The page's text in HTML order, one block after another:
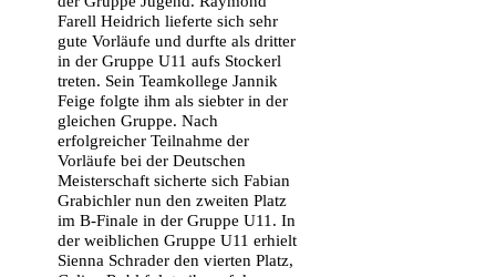
Farell Heidrich lieferte sich sehr
gute Vorläufe und durfte als dritter
in der Gruppe U11 aufs Stockerl
treten. Sein Teamkollege Jannik
Feige folgte ihm als siebter in der
gleichen Gruppe. Nach
erfolgreicher Teilnahme der
Vorläufe bei der Deutschen
Meisterschaft sicherte sich Fabian
Grabichler nun den zweiten Platz
im B-Finale in der Gruppe U11. In
der weiblichen Gruppe U11 erhielt
Sienna Schrader den vierten Platz,